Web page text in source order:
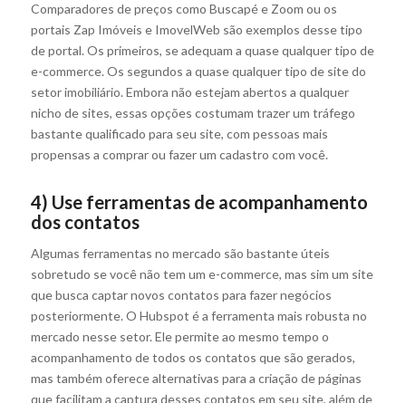
Comparadores de preços como Buscapé e Zoom ou os
portais Zap Imóveis e ImovelWeb são exemplos desse tipo
de portal. Os primeiros, se adequam a quase qualquer tipo de
e-commerce. Os segundos a quase qualquer tipo de site do
setor imobiliário. Embora não estejam abertos a qualquer
nicho de sites, essas opções costumam trazer um tráfego
bastante qualificado para seu site, com pessoas mais
propensas a comprar ou fazer um cadastro com você.
4) Use ferramentas de acompanhamento
dos contatos
Algumas ferramentas no mercado são bastante úteis
sobretudo se você não tem um e-commerce, mas sim um site
que busca captar novos contatos para fazer negócios
posteriormente. O Hubspot é a ferramenta mais robusta no
mercado nesse setor. Ele permite ao mesmo tempo o
acompanhamento de todos os contatos que são gerados,
mas também oferece alternativas para a criação de páginas
que facilitam a captura desses contatos em seu site, além de